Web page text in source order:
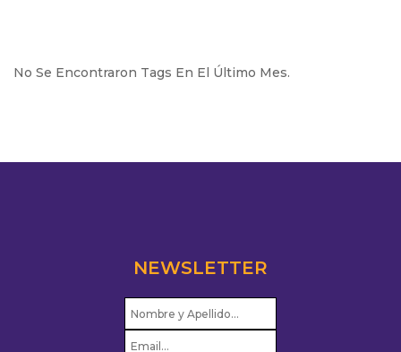
No Se Encontraron Tags En El Último Mes.
NEWSLETTER